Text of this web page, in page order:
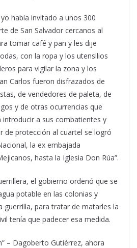
había invitado a unos 300
de San Salvador cercanos al
tomar café y pan y les dije
con la ropa y los utensilios
para vigilar la zona y los
Carlos fueron disfrazados de
de vendedores de paleta, de
y de otras ocurrencias que
introducir a sus combatientes y
de protección al cuartel se logró
la ex embajada
hasta la Iglesia Don Rúa”.
el gobierno ordenó que se
potable en las colonias y
guerrilla, para tratar de matarles la
tenía que padecer esa medida.
– Dagoberto Gutiérrez, ahora